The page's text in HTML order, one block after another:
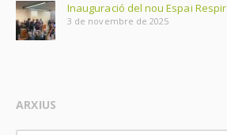
Inauguració del nou Espai Respir
3 de novembre de 2025
ARXIUS